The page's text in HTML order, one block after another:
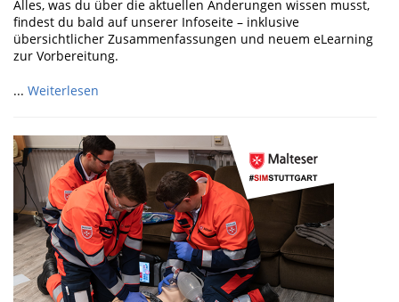
Alles, was du über die aktuellen Änderungen wissen musst,
findest du bald auf unserer Infoseite – inklusive
übersichtlicher Zusammenfassungen und neuem eLearning
zur Vorbereitung.
... Weiterlesen